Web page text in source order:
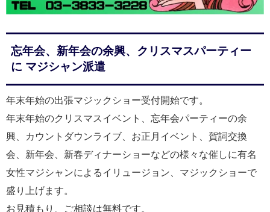
忘年会、新年会の余興、クリスマスパーティー
に マジシャン派遣
年末年始の出張マジックショー受付開始です。
年末年始のクリスマスイベント、忘年会パーティーの余
興、カウントダウンライブ、お正月イベント、賀詞交換
会、新年会、新春ディナーショーなどの様々な催しに有名
女性マジシャンによるイリュージョン、マジックショーで
盛り上げます。
お見積もり、ご相談は無料です。